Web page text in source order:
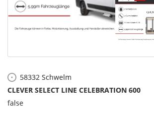
58332 Schwelm
CLEVER SELECT LINE CELEBRATION 600
false